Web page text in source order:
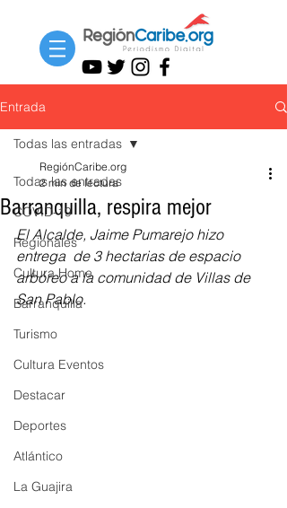
Entrada
Todas las entradas
COVID-19
Regionales
Cultura Home
Barranquilla
Turismo
Cultura Eventos
Destacar
Deportes
Atlántico
La Guajira
Todas las entradas
Barranquilla, respira mejor
RegiónCaribe.org
2 min de lectura
El Alcalde, Jaime Pumarejo hizo
entrega  de 3 hectarias de espacio
arbóreo a la comunidad de Villas de
San Pablo.